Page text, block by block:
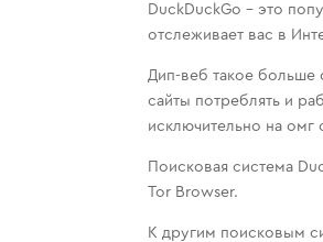
DuckDuckGo – это
отслеживает вас в
Дип-веб такое больше
сайты потреблять и
исключительно на омг
Поисковая система
Tor Browser.
К другим поисковым